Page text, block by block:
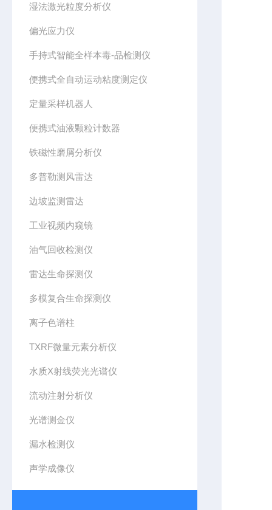
湿法激光粒度分析仪
偏光应力仪
手持式智能全样本毒-品检测仪
便携式全自动运动粘度测定仪
定量采样机器人
便携式油液颗粒计数器
铁磁性磨屑分析仪
多普勒测风雷达
边坡监测雷达
工业视频内窥镜
油气回收检测仪
雷达生命探测仪
多模复合生命探测仪
离子色谱柱
TXRF微量元素分析仪
水质X射线荧光光谱仪
流动注射分析仪
光谱测金仪
漏水检测仪
声学成像仪